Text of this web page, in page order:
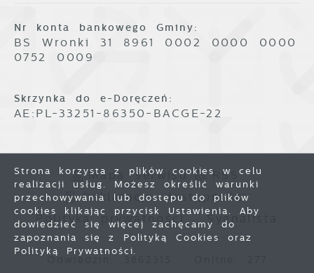
Nr konta bankowego Gminy:
BS Wronki 31 8961 0002 0000 0000
0752 0009
Skrzynka do e-Doręczeń:
AE:PL-33251-86350-BACGE-22
Mapa serwisu
RSS
Deklaracja dostępności
Polityka prywatności
Sygnalista
Strona korzysta z plików cookies w celu
realizacji usług. Możesz określić warunki
przechowywania lub dostępu do plików
cookies klikając przycisk Ustawienia. Aby
dowiedzieć się więcej zachęcamy do
zapoznania się z Polityką Cookies oraz
Polityką Prywatności.